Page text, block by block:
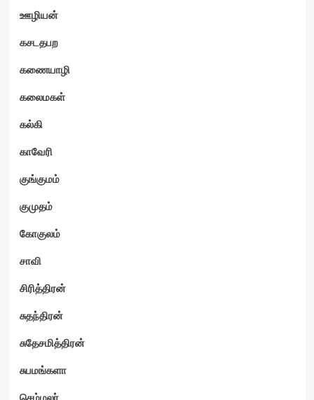
ஊழியன்
கசடதபற
கணையாழி
கலைமகள்
கல்கி
காவேரி
குங்குமம்
குமுதம்
கோகுலம்
சாவி
சிரித்திரன்
சுதந்திரன்
சுதேசமித்திரன்
சுபமங்களா
செம்மலர்